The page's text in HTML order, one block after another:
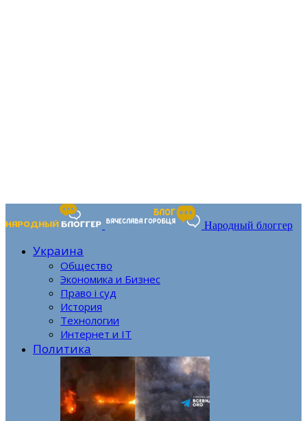
Народный блоггер
Украина
Общество
Экономика и Бизнес
Право і суд
История
Технологии
Интернет и IT
Политика